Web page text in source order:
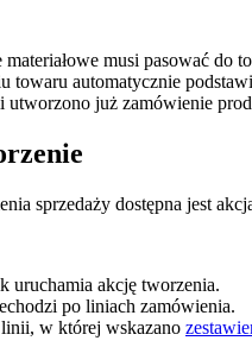
materiałowe musi pasować
towaru automatycznie
utworzono już zamówienie
sprzedaży dostępna jest
uruchamia akcję tworzenia.
po liniach zamówienia.
w której wskazano